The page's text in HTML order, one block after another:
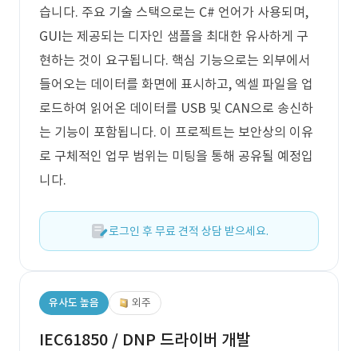
습니다. 주요 기술 스택으로는 C# 언어가 사용되며,
GUI는 제공되는 디자인 샘플을 최대한 유사하게 구
현하는 것이 요구됩니다. 핵심 기능으로는 외부에서
들어오는 데이터를 화면에 표시하고, 엑셀 파일을 업
로드하여 읽어온 데이터를 USB 및 CAN으로 송신하
는 기능이 포함됩니다. 이 프로젝트는 보안상의 이유
로 구체적인 업무 범위는 미팅을 통해 공유될 예정입
니다.
로그인 후 무료 견적 상담 받으세요.
유사도 높음 외주
IEC61850 / DNP 드라이버 개발